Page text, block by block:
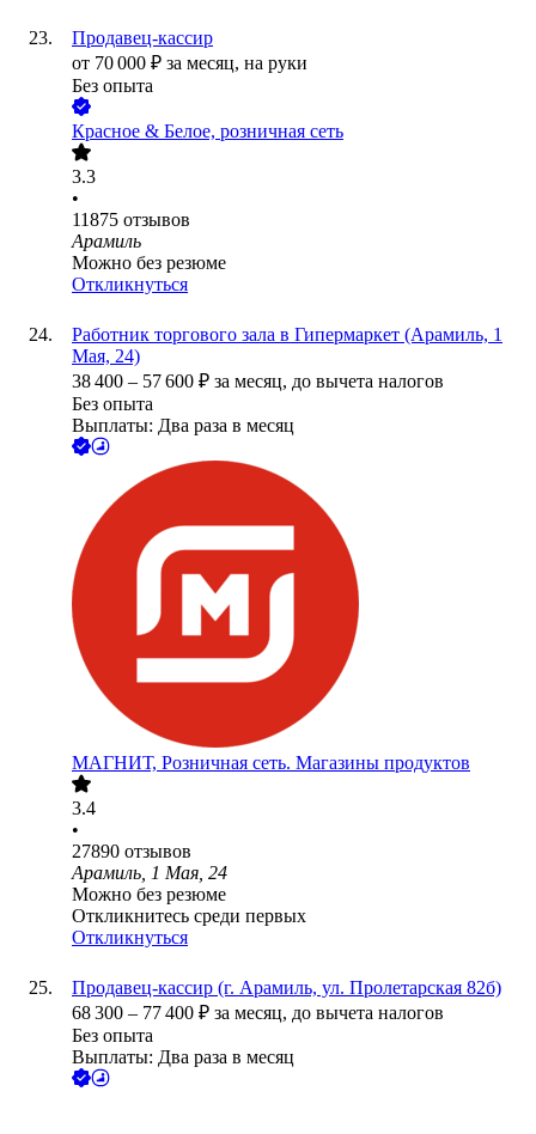
Продавец-кассир
от 70 000 ₽ за месяц, на руки
Без опыта
Красное & Белое, розничная сеть
3.3
•
11875 отзывов
Арамиль
Можно без резюме
Откликнуться
Работник торгового зала в Гипермаркет (Арамиль, 1
Мая, 24)
38 400 – 57 600 ₽ за месяц, до вычета налогов
Без опыта
Выплаты: Два раза в месяц
МАГНИТ, Розничная сеть. Магазины продуктов
3.4
•
27890 отзывов
Арамиль, 1 Мая, 24
Можно без резюме
Откликнитесь среди первых
Откликнуться
Продавец-кассир (г. Арамиль, ул. Пролетарская 82б)
68 300 – 77 400 ₽ за месяц, до вычета налогов
Без опыта
Выплаты: Два раза в месяц